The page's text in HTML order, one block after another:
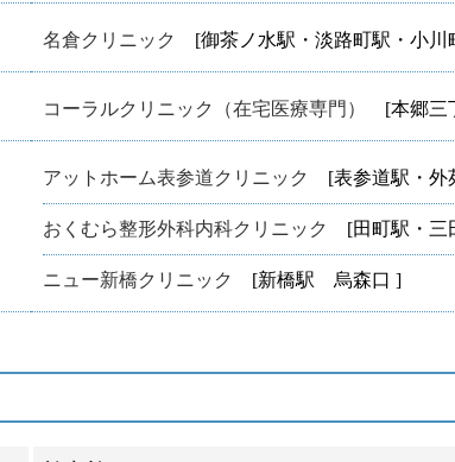
名倉クリニック [御茶ノ水駅・淡路町駅・小川
コーラルクリニック（在宅医療専門） [本郷三
アットホーム表参道クリニック [表参道駅・外
おくむら整形外科内科クリニック [田町駅・三
ニュー新橋クリニック [新橋駅 烏森口 ]